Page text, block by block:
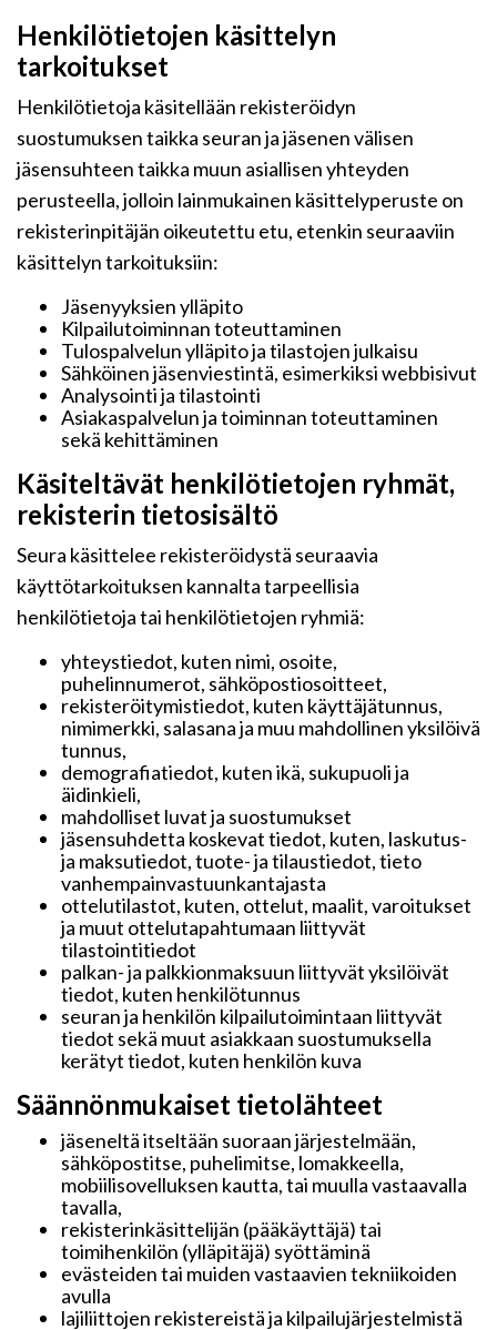
Henkilötietojen käsittelyn
tarkoitukset
Henkilötietoja käsitellään rekisteröidyn
suostumuksen taikka seuran ja jäsenen välisen
jäsensuhteen taikka muun asiallisen yhteyden
perusteella, jolloin lainmukainen käsittelyperuste on
rekisterinpitäjän oikeutettu etu, etenkin seuraaviin
käsittelyn tarkoituksiin:
Jäsenyyksien ylläpito
Kilpailutoiminnan toteuttaminen
Tulospalvelun ylläpito ja tilastojen julkaisu
Sähköinen jäsenviestintä, esimerkiksi webbisivut
Analysointi ja tilastointi
Asiakaspalvelun ja toiminnan toteuttaminen
sekä kehittäminen
Käsiteltävät henkilötietojen ryhmät,
rekisterin tietosisältö
Seura käsittelee rekisteröidystä seuraavia
käyttötarkoituksen kannalta tarpeellisia
henkilötietoja tai henkilötietojen ryhmiä:
yhteystiedot, kuten nimi, osoite,
puhelinnumerot, sähköpostiosoitteet,
rekisteröitymistiedot, kuten käyttäjätunnus,
nimimerkki, salasana ja muu mahdollinen yksilöivä
tunnus,
demografiatiedot, kuten ikä, sukupuoli ja
äidinkieli,
mahdolliset luvat ja suostumukset
jäsensuhdetta koskevat tiedot, kuten, laskutus-
ja maksutiedot, tuote- ja tilaustiedot, tieto
vanhempainvastuunkantajasta
ottelutilastot, kuten, ottelut, maalit, varoitukset
ja muut ottelutapahtumaan liittyvät
tilastointitiedot
palkan- ja palkkionmaksuun liittyvät yksilöivät
tiedot, kuten henkilötunnus
seuran ja henkilön kilpailutoimintaan liittyvät
tiedot sekä muut asiakkaan suostumuksella
kerätyt tiedot, kuten henkilön kuva
Säännönmukaiset tietolähteet
jäseneltä itseltään suoraan järjestelmään,
sähköpostitse, puhelimitse, lomakkeella,
mobiilisovelluksen kautta, tai muulla vastaavalla
tavalla,
rekisterinkäsittelijän (pääkäyttäjä) tai
toimihenkilön (ylläpitäjä) syöttäminä
evästeiden tai muiden vastaavien tekniikoiden
avulla
lajiliittojen rekistereistä ja kilpailujärjestelmistä